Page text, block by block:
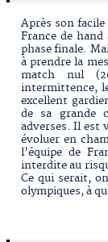
Après son
France de
phase finale.
à prendre la
match nul
intermittence,
excellent
de sa grande
adverses. Il est
évoluer en
l'équipe de
interdite au
Ce qui serait,
olympiques, à